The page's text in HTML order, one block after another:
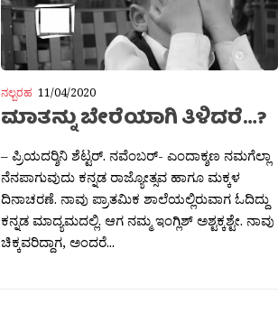
ನಲ್ಬರಹ 11/04/2020
ಮಾತನ್ನು ಬೇರೆಯಾಗಿ ತಿಳಿದರೆ…?
– ಪ್ರಿಯದರ‍್ಶಿನಿ ಶೆಟ್ಟರ್. ನವೆಂಬರ್- ಎಂದಾಕ್ಶಣ ನಮಗೆಲ್ಲಾ
ನೆನಪಾಗುವುದು ಕನ್ನಡ ರಾಜ್ಯೋತ್ಸವ ಹಾಗೂ ಮಕ್ಕಳ
ದಿನಾಚರಣೆ. ನಾವು ಪ್ರಾತಮಿಕ ಶಾಲೆಯಲ್ಲಿರುವಾಗ ಓದಿದ್ದು
ಕನ್ನಡ ಮಾದ್ಯಮದಲ್ಲಿ. ಆಗ ನಮ್ಮ ಇಂಗ್ಲಿಶ್ ಅಶ್ಟಕ್ಕಶ್ಟೇ. ನಾವು
ಚಿಕ್ಕವರಿದ್ದಾಗ, ಅಂದರೆ...